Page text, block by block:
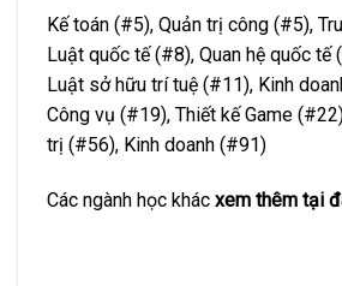
Kế toán (#5), Quản trị công (#5),
Luật quốc tế (#8), Quan hệ quốc tế
Luật sở hữu trí tuệ (#11), Kinh
Công vụ (#19), Thiết kế Game
trị (#56), Kinh doanh (#91)
Các ngành học khác xem thêm tại